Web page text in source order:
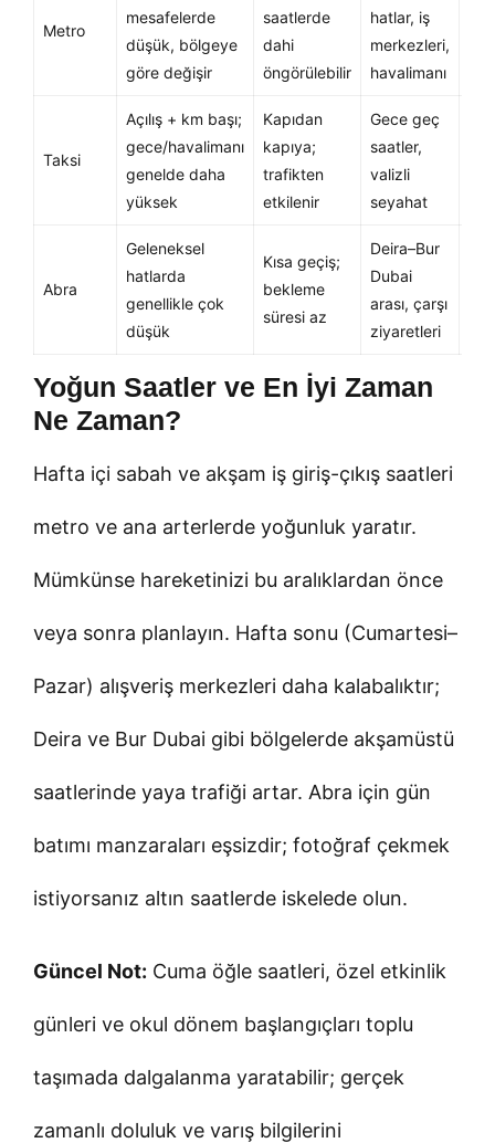
Metro
mesafelerde
düşük, bölgeye
göre değişir
saatlerde
dahi
öngörülebilir
hatlar, iş
merkezleri,
havalimanı
Taksi
Açılış + km başı;
gece/havalimanı
genelde daha
yüksek
Kapıdan
kapıya;
trafikten
etkilenir
Gece geç
saatler,
valizli
seyahat
Abra
Geleneksel
hatlarda
genellikle çok
düşük
Kısa geçiş;
bekleme
süresi az
Deira–Bur
Dubai
arası, çarşı
ziyaretleri
Yoğun Saatler ve En İyi Zaman
Ne Zaman?
Hafta içi sabah ve akşam iş giriş-çıkış saatleri
metro ve ana arterlerde yoğunluk yaratır.
Mümkünse hareketinizi bu aralıklardan önce
veya sonra planlayın. Hafta sonu (Cumartesi–
Pazar) alışveriş merkezleri daha kalabalıktır;
Deira ve Bur Dubai gibi bölgelerde akşamüstü
saatlerinde yaya trafiği artar. Abra için gün
batımı manzaraları eşsizdir; fotoğraf çekmek
istiyorsanız altın saatlerde iskelede olun.
Güncel Not: Cuma öğle saatleri, özel etkinlik
günleri ve okul dönem başlangıçları toplu
taşımada dalgalanma yaratabilir; gerçek
zamanlı doluluk ve varış bilgilerini